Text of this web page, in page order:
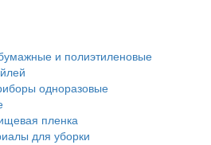
и полиэтиленовые
одноразовые
пленка
для уборки